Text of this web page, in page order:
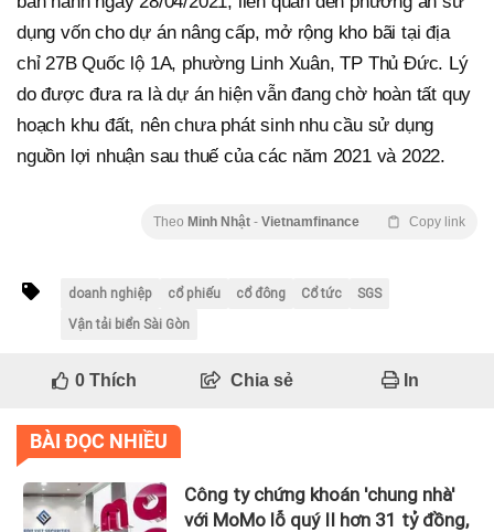
dụng vốn cho dự án nâng cấp, mở rộng kho bãi tại địa
chỉ 27B Quốc lộ 1A, phường Linh Xuân, TP Thủ Đức. Lý
do được đưa ra là dự án hiện vẫn đang chờ hoàn tất quy
hoạch khu đất, nên chưa phát sinh nhu cầu sử dụng
nguồn lợi nhuận sau thuế của các năm 2021 và 2022.
Theo Minh Nhật - Vietnamfinance Copy link
doanh nghiệp cổ phiếu cổ đông Cổ tức
SGS
Vận tải biển Sài Gòn
0Thích Chia sẻ In
BÀI ĐỌC NHIỀU
Công ty chứng khoán 'chung nhà'
với MoMo lỗ quý II hơn 31 tỷ đồng,